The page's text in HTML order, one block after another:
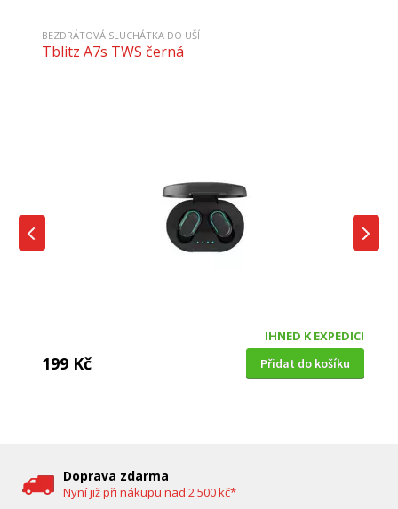
BEZDRÁTOVÁ SLUCHÁTKA DO UŠÍ
Tblitz A7s TWS černá
IHNED K EXPEDICI
199 Kč Přidat do košíku
Doprava zdarma
Nyní již při nákupu nad 2 500 kč*